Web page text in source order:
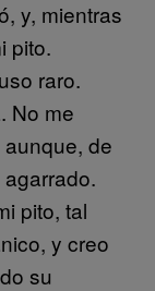
y, mientras
pito.
raro.
No me
de
pito, tal
y creo
su